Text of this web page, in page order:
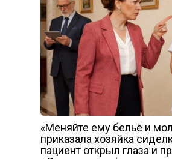
«Меняйте ему бельё и
приказала хозяйка
пациент открыл глаза и